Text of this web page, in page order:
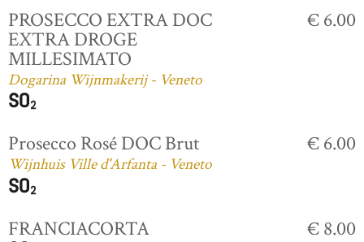
PROSECCO EXTRA DOC
EXTRA DROGE
MILLESIMATO
Dogarina Wijnmakerij - Veneto
€ 6.00
Prosecco Rosé DOC Brut
Wijnhuis Ville d'Arfanta - Veneto
€ 6.00
FRANCIACORTA € 8.00